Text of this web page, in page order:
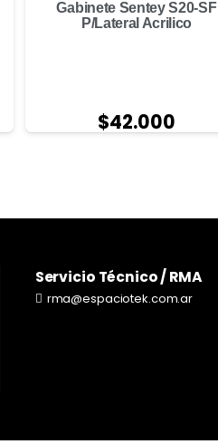
Gabinete Sentey S20-SF
P/Lateral Acrilico
$42.000
Servicio Técnico / RMA
rma@espaciotek.com.ar